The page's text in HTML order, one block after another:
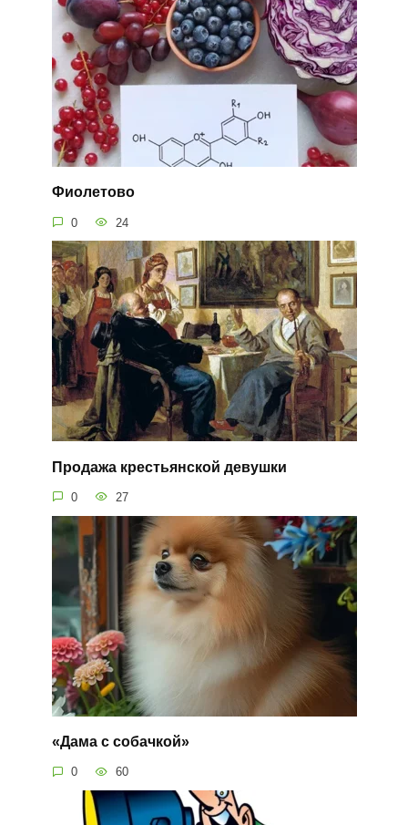
Фиолетово
0 24
Продажа крестьянской девушки
0 27
«Дама с собачкой»
0 60